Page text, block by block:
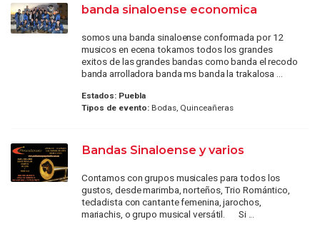
banda sinaloense economica
somos una banda sinaloense conformada por 12
musicos en ecena tokamos todos los grandes
exitos de las grandes bandas como banda el recodo
banda arrolladora banda ms banda la trakalosa ...
Estados: Puebla
Tipos de evento:Bodas, Quinceañeras
Bandas Sinaloense y varios
Contamos con grupos musicales para todos los
gustos, desde marimba, norteños, Trio Romántico,
tecladista con cantante femenina, jarochos,
mariachis, o grupo musical versátil. Si ...